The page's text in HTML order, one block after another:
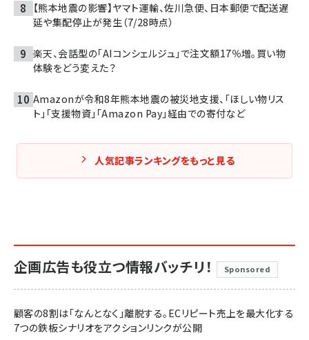
【熊本地震の影響】ヤマト運輸、佐川急便、日本郵便で配送遅
延や集配停止が発生（7/28時点）
楽天、会話型の「AIコンシェルジュ」で注文額17％増。買い物
体験をどう変えた？
Amazonが令和8年熊本地震の被災地支援、「ほしい物リス
ト」「支援物資」「Amazon Pay」経由での寄付など
人気記事ランキングをもっと見る
企画広告も役立つ情報バッチリ！ Sponsored
顧客の8割は「なんとなく」離脱する。ECリピート売上を最大化する
7つの鉄板シナリオをアクションリンクが公開